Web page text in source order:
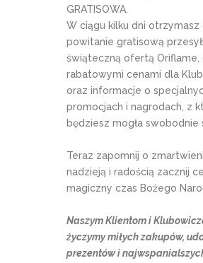
GRATISOWA.
W ciągu kilku dni otrzymasz
powitanie gratisową
świąteczną ofertą Oriflame,
rabatowymi cenami dla
oraz informacje o
promocjach i nagrodach, z
będziesz mogła swobodnie
Teraz zapomnij o
nadzieją i radością zacznij
magiczny czas Bożego
Naszym Klientom i
życzymy miłych zakupów,
prezentów i